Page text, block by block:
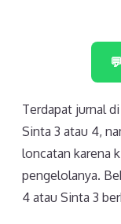
Terdapat jurnal
Sinta 3 atau 4,
loncatan karena
pengelolanya.
4 atau Sinta 3